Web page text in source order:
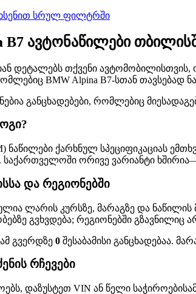
სრულ ფილტრში
B7 ავტონაწილები
დეტალებს თქვენი ავტომობილისთვის,
BMW Alpina B7-სთან თავსებად
განცხადებები, რომლებიც
ნაწილები ქარხნულ სპეციფიკაციას
ორივე ვარიანტი
და რეგიონებში
ლარის კურსზე, მარაგზე და
გვხვდება; რეგიონებში გზავნილიც
გვერდზე 0 შესაბამისი განცხადებაა.
რჩევები
დაზუსტეთ VIN ან წელი